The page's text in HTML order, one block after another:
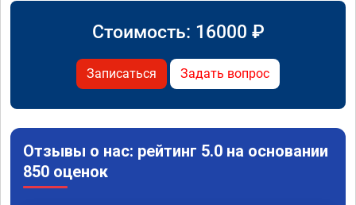
Стоимость: 16000 ₽
Записаться Задать вопрос
Отзывы о нас: рейтинг 5.0 на основании
850 оценок